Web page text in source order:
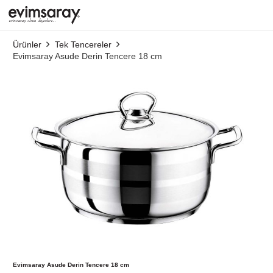
Ürünler
Tek Tencereler
Evimsaray Asude Derin Tencere 18 cm
Evimsaray Asude Derin Tencere 18 cm